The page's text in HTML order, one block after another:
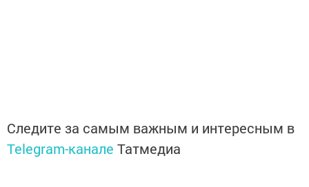
Следите за самым важным и интересным в
Telegram-канале Татмедиа